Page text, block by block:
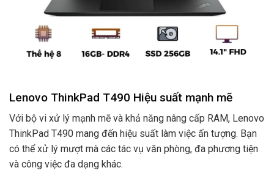
Lenovo ThinkPad T490 Hiệu suất mạnh mẽ
Với bộ vi xử lý mạnh mẽ và khả năng nâng cấp RAM, Lenovo
ThinkPad T490 mang đến hiệu suất làm việc ấn tượng. Bạn
có thể xử lý mượt mà các tác vụ văn phòng, đa phương tiện
và công việc đa dạng khác.